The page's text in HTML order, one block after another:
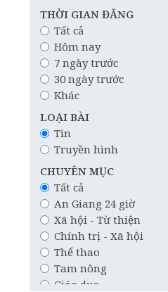
THỜI GIAN ĐĂNG
Tất cả
Hôm nay
7 ngày trước
30 ngày trước
Khác
LOẠI BÀI
Tin
Truyền hình
CHUYÊN MỤC
Tất cả
An Giang 24 giờ
Xã hội - Từ thiện
Chính trị - Xã hội
Thể thao
Tam nông
Giáo dục